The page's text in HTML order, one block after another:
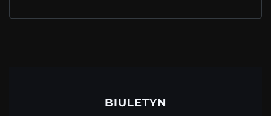
BIULETYN